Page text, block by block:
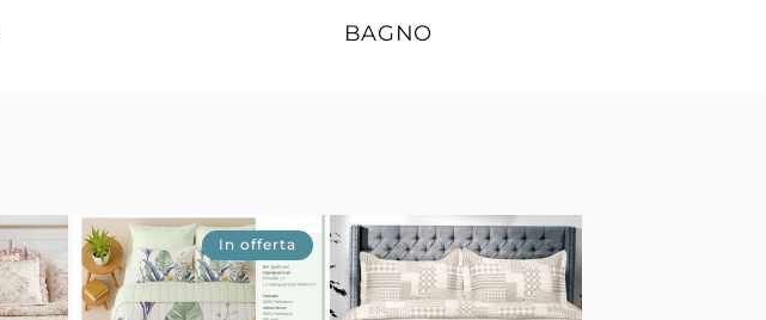
BAGNO
In offerta